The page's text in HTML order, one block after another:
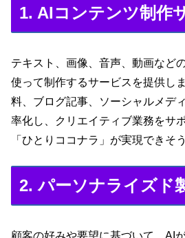
1. AIコンテンツ制作
テキスト、画像、音声、動画など
使って制作するサービスを提供し
料、ブログ記事、ソーシャルメデ
率化し、クリエイティブ業務をサ
「ひとりココナラ」が実現できそ
2. パーソナライズド
顧客の好みや要望に基づいて、AI